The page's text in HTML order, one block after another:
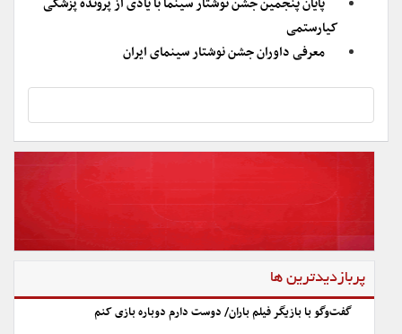
کیارستمی
معرفی داوران جشن نوشتار سینمای ایران
پربازدیدترین ها
گفت‌وگو با بازیگر فیلم باران/ دوست دارم دوباره بازی کنم